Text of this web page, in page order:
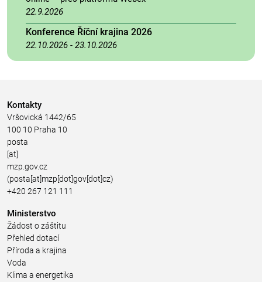
22.9.2026
Konference Říční krajina 2026
22.10.2026 - 23.10.2026
Kontakty
Vršovická 1442/65
100 10 Praha 10
posta
[at]
mzp.gov.cz
(posta[at]mzp[dot]gov[dot]cz)
+420 267 121 111
Ministerstvo
Žádost o záštitu
Přehled dotací
Příroda a krajina
Voda
Klima a energetika